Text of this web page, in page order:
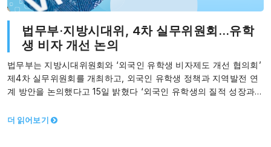
법무부·지방시대위, 4차 실무위원회…유학
생 비자 개선 논의
법무부는 지방시대위원회와 ‘외국인 유학생 비자제도 개선 협의회’
제4차 실무위원회를 개최하고, 외국인 유학생 정책과 지역발전 연
계 방안을 논의했다고 15일 밝혔다 ‘외국인 유학생의 질적 성장과
더 읽어보기